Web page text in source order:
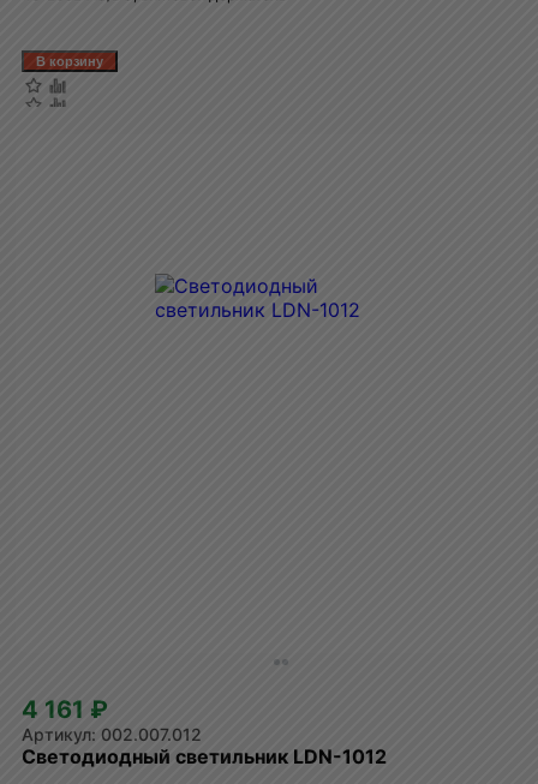
4 161 ₽
002.007.012
Светодиодный светильник LDN-1012